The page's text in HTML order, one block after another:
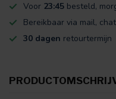
Voor 23:45 besteld,
Bereikbaar via mail,
30 dagen retourtermijn